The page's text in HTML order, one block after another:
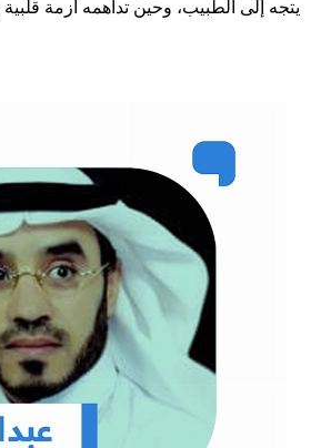
يتجه إلى الطبيب، وحين تداهمه أزمة